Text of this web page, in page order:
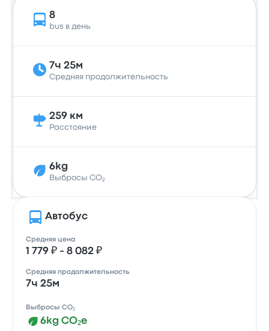
8
bus в день
7ч 25м
Средняя продолжительность
259 км
Расстояние
6kg
Выбросы CO₂
Автобус
Средняя цена
1 779 ₽ - 8 082 ₽
Средняя продолжительность
7ч 25м
Выбросы CO₂
6kg CO₂e